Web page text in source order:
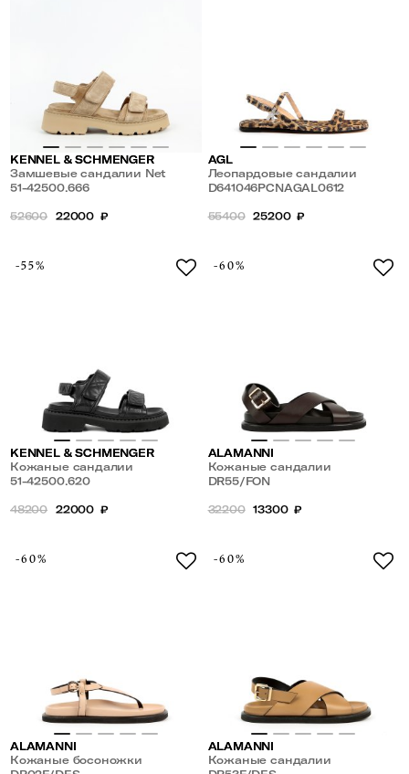
KENNEL & SCHMENGER
Замшевые сандалии Net
51-42500.666
52600 22000 ₽
AGL
Леопардовые сандалии
D641046PCNAGAL0612
55400 25200 ₽
-55%
KENNEL & SCHMENGER
Кожаные сандалии
51-42500.620
48200 22000 ₽
-60%
ALAMANNI
Кожаные сандалии
DR55/FON
32200 13300 ₽
-60%
ALAMANNI
Кожаные босоножки
-60%
ALAMANNI
Кожаные сандалии